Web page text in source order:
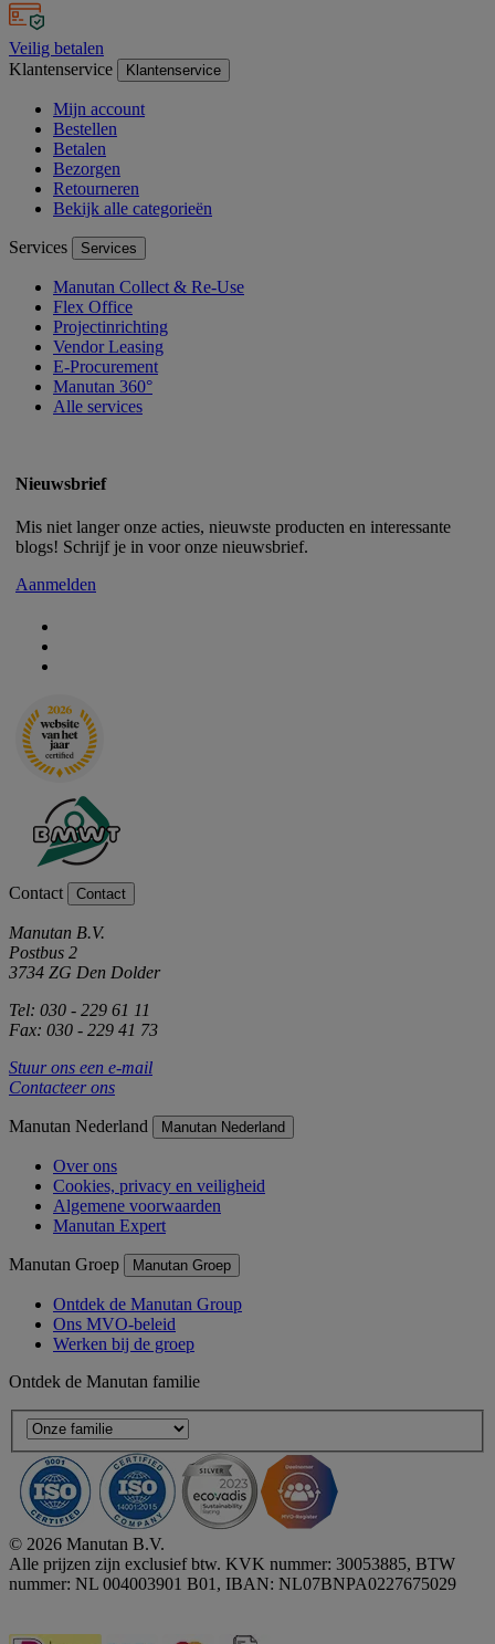
Veilig betalen
Klantenservice
Klantenservice
Mijn account
Bestellen
Betalen
Bezorgen
Retourneren
Bekijk alle categorieën
Services Services
Manutan Collect & Re-Use
Flex Office
Projectinrichting
Vendor Leasing
E-Procurement
Manutan 360°
Alle services
Nieuwsbrief
Mis niet langer onze acties, nieuwste producten en interessante
blogs! Schrijf je in voor onze nieuwsbrief.
Aanmelden
Contact Contact
Manutan B.V.
Postbus 2
3734 ZG Den Dolder
Tel: 030 - 229 61 11
Fax: 030 - 229 41 73
Stuur ons een e-mail
Contacteer ons
Manutan Nederland Manutan Nederland
Over ons
Cookies, privacy en veiligheid
Algemene voorwaarden
Manutan Expert
Manutan Groep Manutan Groep
Ontdek de Manutan Group
Ons MVO-beleid
Werken bij de groep
Ontdek de Manutan familie
© 2026 Manutan B.V.
Alle prijzen zijn exclusief btw. KVK nummer: 30053885, BTW
nummer: NL 004003901 B01, IBAN: NL07BNPA0227675029